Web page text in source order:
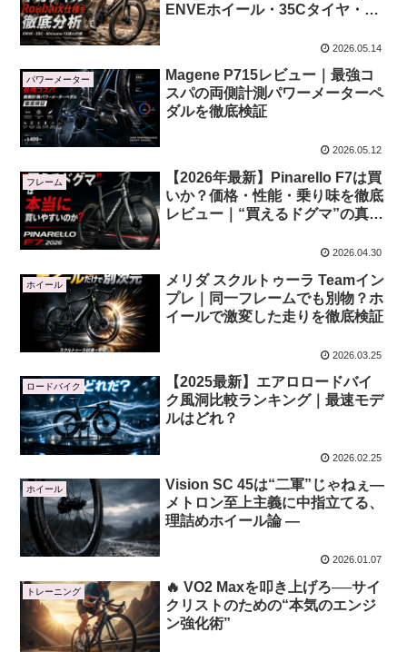
ENVEホイール・35Cタイヤ・
2026.05.14
パワーメーター
Magene P715レビュー｜最強コ
スパの両側計測パワーメーターペ
ダルを徹底検証
2026.05.12
フレーム
【2026年最新】Pinarello F7は買
いか？価格・性能・乗り味を徹底
レビュー｜“買えるドグマ”の真実
2026.04.30
ホイール
メリダ スクルトゥーラ Teamイン
プレ｜同一フレームでも別物？ホ
イールで激変した走りを徹底検証
2026.03.25
ロードバイク
【2025最新】エアロロードバイ
ク風洞比較ランキング｜最速モデ
ルはどれ？
2026.02.25
ホイール
Vision SC 45は“二軍”じゃねぇ―
メトロン至上主義に中指立てる、
理詰めホイール論 ―
2026.01.07
トレーニング
🔥 VO2 Maxを叩き上げろ──サイ
クリストのための“本気のエンジ
ン強化術”